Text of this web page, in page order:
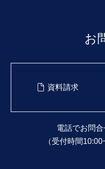
お
資料請求
電話でお問
（受付時間